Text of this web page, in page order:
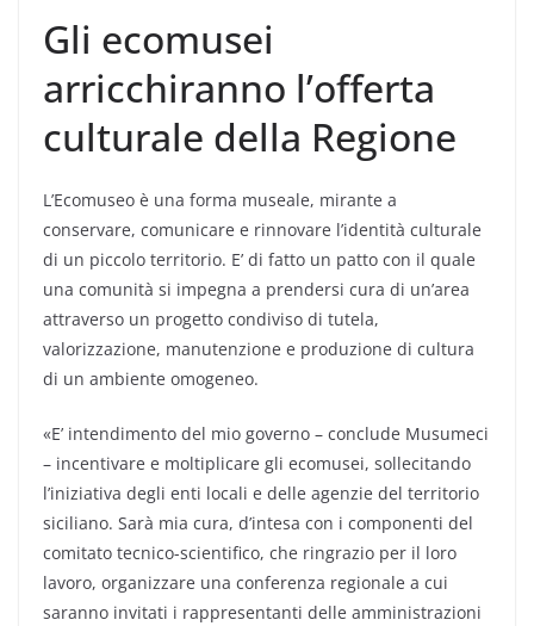
Gli ecomusei
arricchiranno l’offerta
culturale della Regione
L’Ecomuseo è una forma museale, mirante a
conservare, comunicare e rinnovare l’identità culturale
di un piccolo territorio. E’ di fatto un patto con il quale
una comunità si impegna a prendersi cura di un’area
attraverso un progetto condiviso di tutela,
valorizzazione, manutenzione e produzione di cultura
di un ambiente omogeneo.
«E’ intendimento del mio governo – conclude Musumeci
– incentivare e moltiplicare gli ecomusei, sollecitando
l’iniziativa degli enti locali e delle agenzie del territorio
siciliano. Sarà mia cura, d’intesa con i componenti del
comitato tecnico-scientifico, che ringrazio per il loro
lavoro, organizzare una conferenza regionale a cui
saranno invitati i rappresentanti delle amministrazioni